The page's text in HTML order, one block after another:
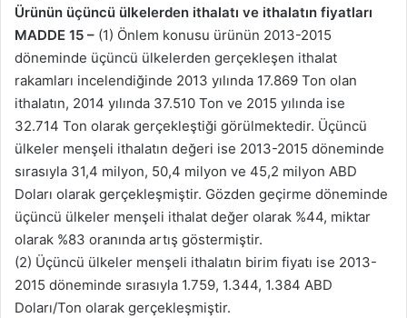
Ürünün üçüncü ülkelerden ithalatı ve ithalatın fiyatları
MADDE 15 – (1) Önlem konusu ürünün 2013-2015
döneminde üçüncü ülkelerden gerçekleşen ithalat
rakamları incelendiğinde 2013 yılında 17.869 Ton olan
ithalatın, 2014 yılında 37.510 Ton ve 2015 yılında ise
32.714 Ton olarak gerçekleştiği görülmektedir. Üçüncü
ülkeler menşeli ithalatın değeri ise 2013-2015 döneminde
sırasıyla 31,4 milyon, 50,4 milyon ve 45,2 milyon ABD
Doları olarak gerçekleşmiştir. Gözden geçirme döneminde
üçüncü ülkeler menşeli ithalat değer olarak %44, miktar
olarak %83 oranında artış göstermiştir.
(2) Üçüncü ülkeler menşeli ithalatın birim fiyatı ise 2013-
2015 döneminde sırasıyla 1.759, 1.344, 1.384 ABD
Doları/Ton olarak gerçekleşmiştir.